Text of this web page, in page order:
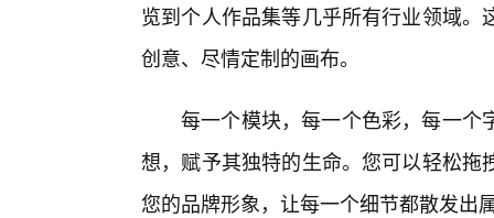
览到个人作品集等几乎所有行业领域
创意、尽情定制的画布。
每一个模块，每一个色彩，每一个
想，赋予其独特的生命。您可以轻松
您的品牌形象，让每一个细节都散发出